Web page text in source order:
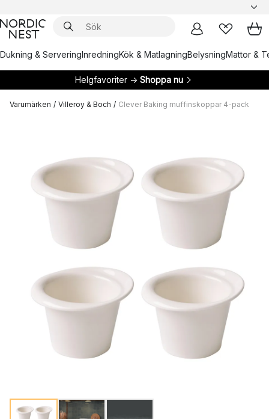
Dukning & ServeringInredningKök & MatlagningBelysningMattor &
Helgfavoriter → Shoppa nu
Varumärken / Villeroy & Boch / Clever Baking muffinskoppar 4-pack